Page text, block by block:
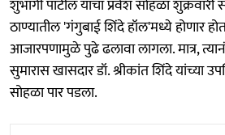
शुभांगी पाटील यांचा प्रवेश सोहळा
ठाण्यातील 'गंगुबाई शिंदे हॉल'मध्ये होणार
आजारपणामुळे पुढे ढलावा लागला. मात्र,
सुमारास खासदार डॉ. श्रीकांत शिंदे यांच्या
सोहळा पार पडला.